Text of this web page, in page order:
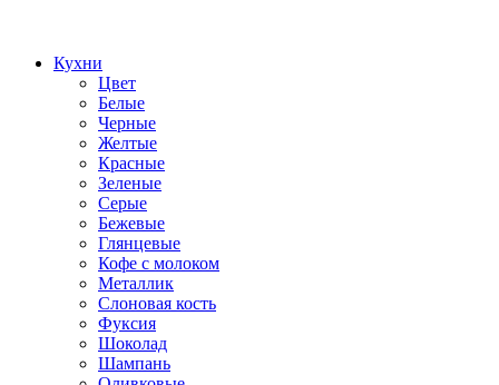
Кухни
Цвет
Белые
Черные
Желтые
Красные
Зеленые
Серые
Бежевые
Глянцевые
Кофе с молоком
Металлик
Слоновая кость
Фуксия
Шоколад
Шампань